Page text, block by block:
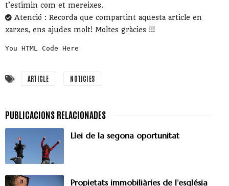
t’estimin com et mereixes.
Atenció : Recorda que compartint aquesta article en
xarxes, ens ajudes molt! Moltes gràcies !!!
You HTML Code Here
ARTICLE NOTICIES
Llei de la segona oportunitat
Propietats immobiliàries de l’església